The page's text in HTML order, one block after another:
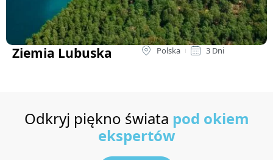
Ziemia Lubuska Polska 3 Dni
Odkryj piękno świata pod okiem
ekspertów